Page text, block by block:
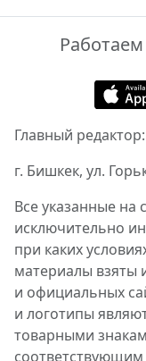
Главный
г. Бишкек, ул.
Все указанные на
исключительно
при каких
материалы взяты
и официальных
и логотипы
товарными